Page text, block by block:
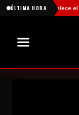
ÚLTIMA HORA
China Fortalece el